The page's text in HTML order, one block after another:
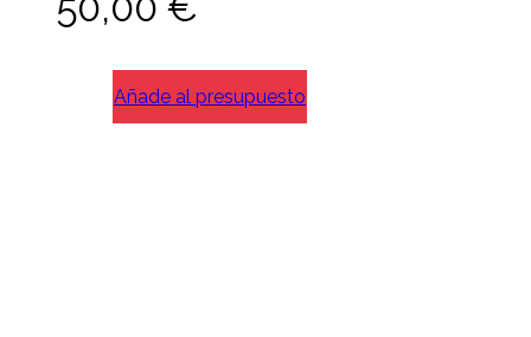
Añade al presupuesto